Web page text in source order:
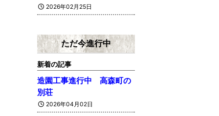
2026年02月25日
ただ今進行中
新着の記事
造園工事進行中 高森町の
別荘
2026年04月02日